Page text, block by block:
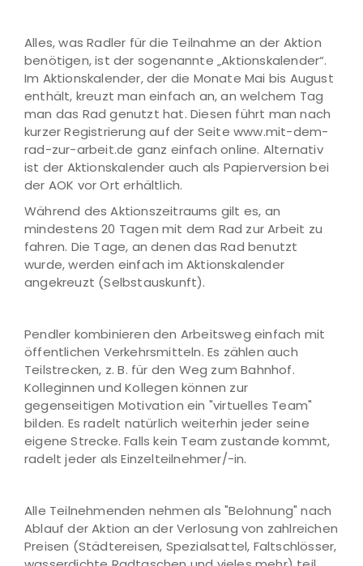
Alles, was Radler für die Teilnahme an der Aktion
benötigen, ist der sogenannte „Aktionskalender“.
Im Aktionskalender, der die Monate Mai bis August
enthält, kreuzt man einfach an, an welchem Tag
man das Rad genutzt hat. Diesen führt man nach
kurzer Registrierung auf der Seite www.mit-dem-
rad-zur-arbeit.de ganz einfach online. Alternativ
ist der Aktionskalender auch als Papierversion bei
der AOK vor Ort erhältlich.
Während des Aktionszeitraums gilt es, an
mindestens 20 Tagen mit dem Rad zur Arbeit zu
fahren. Die Tage, an denen das Rad benutzt
wurde, werden einfach im Aktionskalender
angekreuzt (Selbstauskunft).
Pendler kombinieren den Arbeitsweg einfach mit
öffentlichen Verkehrsmitteln. Es zählen auch
Teilstrecken, z. B. für den Weg zum Bahnhof.
Kolleginnen und Kollegen können zur
gegenseitigen Motivation ein "virtuelles Team"
bilden. Es radelt natürlich weiterhin jeder seine
eigene Strecke. Falls kein Team zustande kommt,
radelt jeder als Einzelteilnehmer/-in.
Alle Teilnehmenden nehmen als "Belohnung" nach
Ablauf der Aktion an der Verlosung von zahlreichen
Preisen (Städtereisen, Spezialsattel, Faltschlösser,